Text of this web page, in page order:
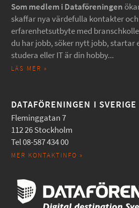
Som medlem i Dataföreningen
skaffar nya värdefulla kontakter
erfarenhetsutbyte med
du har jobb, söker nytt jobb, startar
studera eller IT är din hobby...
LÄS MER »
DATAFÖRENINGEN I SVERIGE
Fleminggatan 7
112 26 Stockholm
Tel 08-587 434 00
MER KONTAKTINFO »